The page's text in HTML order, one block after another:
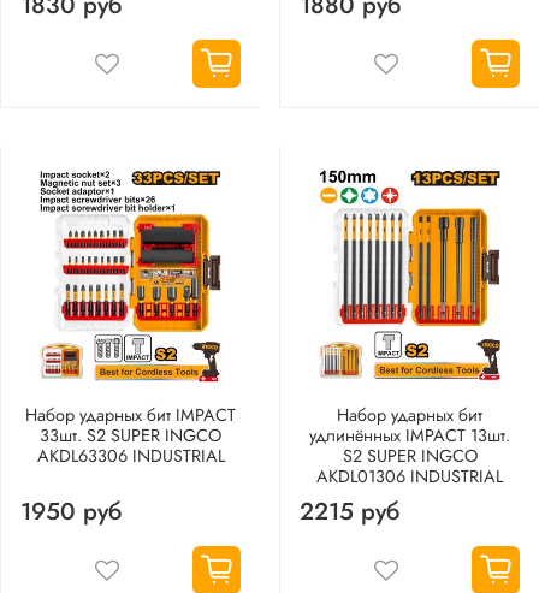
Набор ударных бит IMPACT
33шт. S2 SUPER INGCO
AKDL63306 INDUSTRIAL
1950 руб
Набор ударных бит
удлинённых IMPACT 13шт.
S2 SUPER INGCO
AKDL01306 INDUSTRIAL
2215 руб